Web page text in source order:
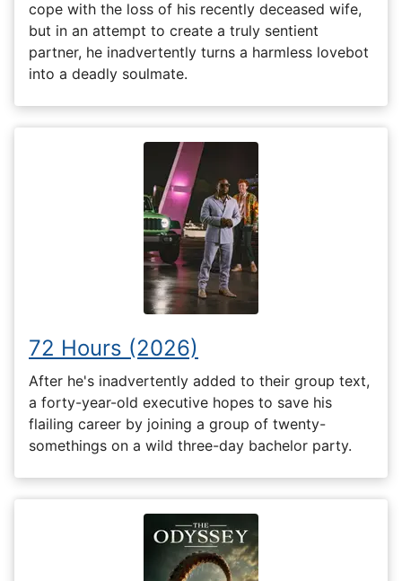
cope with the loss of his recently deceased wife,
but in an attempt to create a truly sentient
partner, he inadvertently turns a harmless lovebot
into a deadly soulmate.
72 Hours (2026)
After he's inadvertently added to their group text,
a forty-year-old executive hopes to save his
flailing career by joining a group of twenty-
somethings on a wild three-day bachelor party.